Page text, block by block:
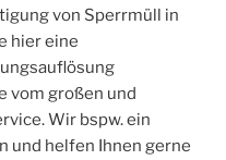
von Sperrmüll in
hier eine
vom großen und
Wir bspw. ein
und helfen Ihnen gerne